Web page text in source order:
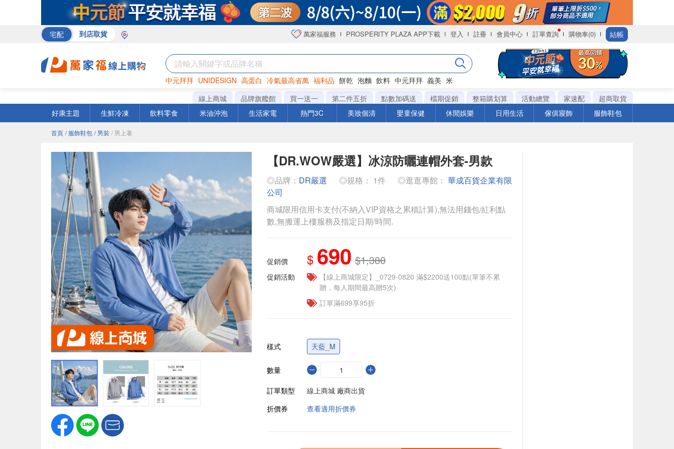
宅配 到店取貨 萬家福服務 PROSPERITY PLAZA APP下載 登入 註冊 會員中心 訂單查詢 購物車(0) 結帳
中元拜拜 UNIDESIGN 高蛋白 冷氣最高省萬 福利品 餅乾 泡麵 飲料 中元拜拜 義美 米
罐頭 咖啡 海苔
線上商城 品牌旗艦館 買一送一 第二件五折 點數加碼送 檔期促銷 整箱購划算 活動總覽 家速配
超商取貨
好康主題
生鮮冷凍 飲料零食 米油沖泡 生活家電 熱門3C 美妝個清 嬰童保健 休閒娛樂 日用生活 傢俱寢飾 服飾鞋包
首頁 / 服飾鞋包 / 男裝 / 男上著
【DR.WOW嚴選】冰涼防曬連帽外套-男款
◎品牌： DR嚴選 ◎規格： 1件 ◎逛逛專館： 華成百貨企業有限
公司
商城限用信用卡支付(不納入VIP資格之累積計算),無法用錢包/紅利點
數,無搬運上樓服務及指定日期/時間.
促銷價 $ 690 $1,380
促銷活動
【線上商城限定】_0729-0820 滿$2200送100點(單筆不累
贈，每人期間最高贈5次)
訂單滿699享95折
樣式 天藍_M
數量
訂單類型
線上商城 廠商出貨
折價券
查看適用折價券